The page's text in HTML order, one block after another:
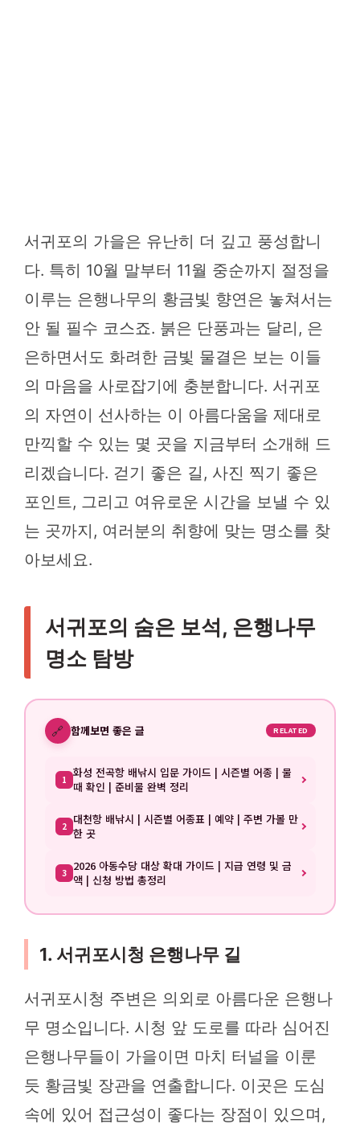
서귀포의 가을은 유난히 더 깊고 풍성합니
다. 특히 10월 말부터 11월 중순까지 절정을
이루는 은행나무의 황금빛 향연은 놓쳐서는
안 될 필수 코스죠. 붉은 단풍과는 달리, 은
은하면서도 화려한 금빛 물결은 보는 이들
의 마음을 사로잡기에 충분합니다. 서귀포
의 자연이 선사하는 이 아름다움을 제대로
만끽할 수 있는 몇 곳을 지금부터 소개해 드
리겠습니다. 걷기 좋은 길, 사진 찍기 좋은
포인트, 그리고 여유로운 시간을 보낼 수 있
는 곳까지, 여러분의 취향에 맞는 명소를 찾
아보세요.
서귀포의 숨은 보석, 은행나무
명소 탐방
🔗 함께보면 좋은 글 RELATED
1 화성 전곡항 배낚시 입문 가이드 | 시즌별 어종 | 물
때 확인 | 준비물 완벽 정리
2 대천항 배낚시 | 시즌별 어종표 | 예약 | 주변 가볼 만
한 곳
3 2026 아동수당 대상 확대 가이드 | 지급 연령 및 금
액 | 신청 방법 총정리
1. 서귀포시청 은행나무 길
서귀포시청 주변은 의외로 아름다운 은행나
무 명소입니다. 시청 앞 도로를 따라 심어진
은행나무들이 가을이면 마치 터널을 이룬
듯 황금빛 장관을 연출합니다. 이곳은 도심
속에 있어 접근성이 좋다는 장점이 있으며,